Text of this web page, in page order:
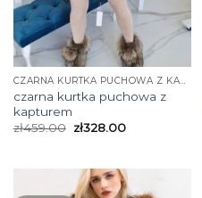
CZARNA KURTKA PUCHOWA Z KAPTUREM
czarna kurtka puchowa z
kapturem
zł459.00 zł328.00